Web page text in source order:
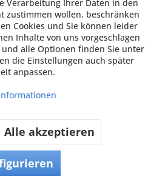
ab 92,95 € *
Preis pro VE
Inhalt800 Stück(0,12 € * / 1 Stück)
Nr.: 50002207 | VE
Verarbeitung Ihrer Daten in den
zustimmen wollen, beschränken
Cookies und Sie können leider
Inhalte von uns vorgeschlagen
alle Optionen finden Sie unter
die Einstellungen auch später
anpassen.
Alle akzeptieren